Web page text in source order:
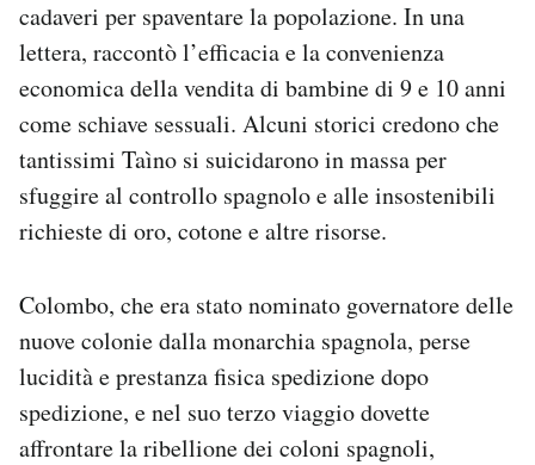
cadaveri per spaventare la popolazione. In una
lettera, raccontò l’efficacia e la convenienza
economica della vendita di bambine di 9 e 10 anni
come schiave sessuali. Alcuni storici credono che
tantissimi Taìno si suicidarono in massa per
sfuggire al controllo spagnolo e alle insostenibili
richieste di oro, cotone e altre risorse.
Colombo, che era stato nominato governatore delle
nuove colonie dalla monarchia spagnola, perse
lucidità e prestanza fisica spedizione dopo
spedizione, e nel suo terzo viaggio dovette
affrontare la ribellione dei coloni spagnoli,